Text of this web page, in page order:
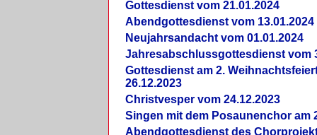
Gottesdienst vom 21.01.2024
Abendgottesdienst vom 13.01.2024
Neujahrsandacht vom 01.01.2024
Jahresabschlussgottesdienst vom
Gottesdienst am 2.
26.12.2023
Christvesper vom 24.12.2023
Singen mit dem Posaunenchor am
Abendgottesdienst des